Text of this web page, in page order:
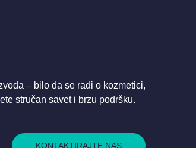
– bilo da se radi o kozmetici,
stručan savet i brzu podršku.
KONTAKTIRAJTE NAS